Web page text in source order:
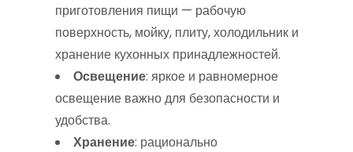
приготовления пищи — рабочую
поверхность, мойку, плиту, холодильник и
хранение кухонных принадлежностей.
Освещение: яркое и равномерное
освещение важно для безопасности и
удобства.
Хранение: рационально